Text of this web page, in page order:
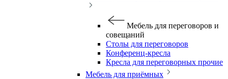
Мебель для переговоров и
совещаний
Столы для переговоров
Конференц-кресла
Кресла для переговорных прочие
Мебель для приёмных